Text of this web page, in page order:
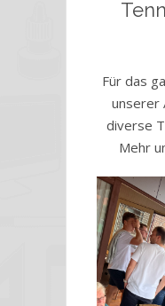
Für das
unserer
diverse
Mehr